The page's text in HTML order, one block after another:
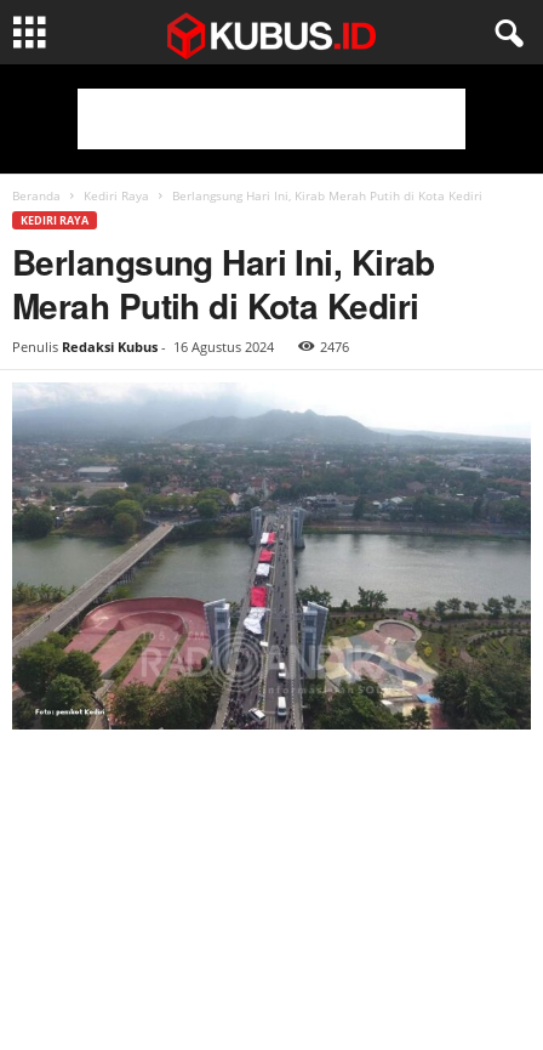
Beranda Kediri Raya Berlangsung Hari Ini, Kirab Merah Putih di Kota Kediri
KEDIRI RAYA
Berlangsung Hari Ini, Kirab
Merah Putih di Kota Kediri
Penulis Redaksi Kubus - 16 Agustus 2024 2476